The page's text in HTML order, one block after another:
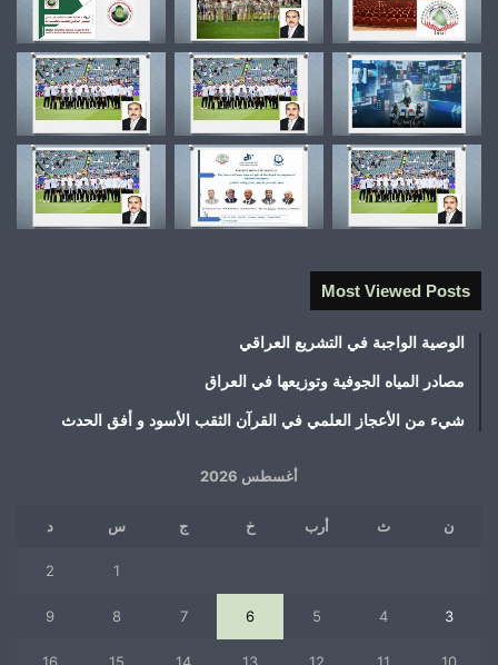
Most Viewed Posts
الوصية الواجبة في التشريع العراقي
مصادر المياه الجوفية وتوزيعها في العراق
شيء من الأعجاز العلمي في القرآن الثقب الأسود و أفق الحدث
أغسطس 2026
ن ث أرب خ ج س د
1
2
3
4
5
6
7
8
9
10
11
12
13
14
15
16